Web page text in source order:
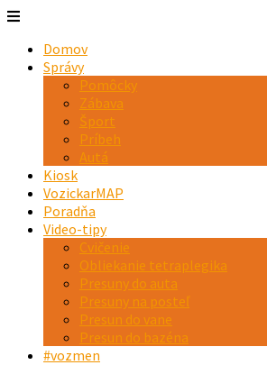
Domov
Správy
Pomôcky
Zábava
Šport
Príbeh
Autá
Kiosk
VozickarMAP
Poradňa
Video-tipy
Cvičenie
Obliekanie tetraplegika
Presuny do auta
Presuny na posteľ
Presun do vane
Presun do bazéna
#vozmen